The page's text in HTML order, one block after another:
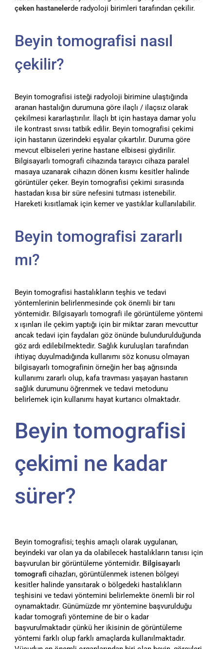
çeken hastanelerde radyoloji birimleri tarafından çekilir.
Beyin tomografisi nasıl
çekilir?
Beyin tomografisi isteği radyoloji birimine ulaştığında
aranan hastalığın durumuna göre ilaçlı / ilaçsız olarak
çekilmesi kararlaştırılır. İlaçlı bt için hastaya damar yolu
ile kontrast sıvısı tatbik edilir. Beyin tomografisi çekimi
için hastanın üzerindeki eşyalar çıkartılır. Duruma göre
mevcut elbiseleri yerine hastane elbisesi giydirilir.
Bilgisayarlı tomografi cihazında tarayıcı cihaza paralel
masaya uzanarak cihazın dönen kısmı kesitler halinde
görüntüler çeker. Beyin tomografisi çekimi sırasında
hastadan kısa bir süre nefesini tutması istenebilir.
Hareketi kısıtlamak için kemer ve yastıklar kullanılabilir.
Beyin tomografisi zararlı
mı?
Beyin tomografisi hastalıkların teşhis ve tedavi
yöntemlerinin belirlenmesinde çok önemli bir tanı
yöntemidir. Bilgisayarlı tomografi ile görüntüleme yöntemi
x ışınları ile çekim yaptığı için bir miktar zararı mevcuttur
ancak tedavi için faydaları göz önünde bulundurulduğunda
göz ardı edilebilmektedir. Sağlık kuruluşları tarafından
ihtiyaç duyulmadığında kullanımı söz konusu olmayan
bilgisayarlı tomografinin örneğin her baş ağrısında
kullanımı zararlı olup, kafa travması yaşayan hastanın
sağlık durumunu öğrenmek ve tedavi metodunu
belirlemek için kullanımı hayat kurtarıcı olmaktadır.
Beyin tomografisi
çekimi ne kadar
sürer?
Beyin tomografisi; teşhis amaçlı olarak uygulanan,
beyindeki var olan ya da olabilecek hastalıkların tanısı için
başvurulan bir görüntüleme yöntemidir. Bilgisayarlı
tomografi cihazları, görüntülenmek istenen bölgeyi
kesitler halinde yansıtarak o bölgedeki hastalıkların
teşhisini ve tedavi yöntemini belirlemekte önemli bir rol
oynamaktadır. Günümüzde mr yöntemine başvurulduğu
kadar tomografi yöntemine de bir o kadar
başvurulmaktadır çünkü her ikisinin de görüntüleme
yöntemi farklı olup farklı amaçlarda kullanılmaktadır.